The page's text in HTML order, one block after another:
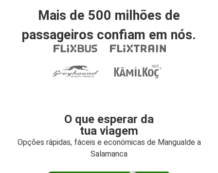
Mais de 500 milhões de
passageiros confiam em nós.
O que esperar da
tua viagem
Opções rápidas, fáceis e económicas de Mangualde a
Salamanca